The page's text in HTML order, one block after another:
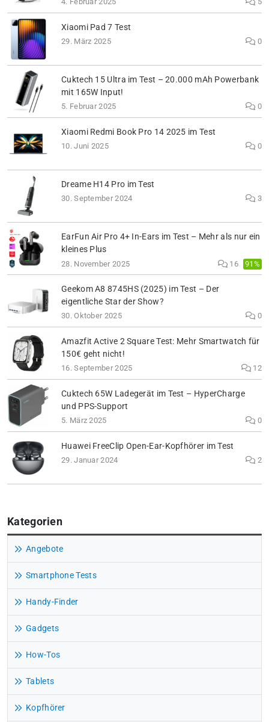
Xiaomi Pad 7 Test
29. März 2025 0
Cuktech 15 Ultra im Test – 20.000 mAh Powerbank
mit 165W Input!
5. Februar 2025 0
Xiaomi Redmi Book Pro 14 2025 im Test
10. Juni 2025 0
Dreame H14 Pro im Test
30. September 2024 3
EarFun Air Pro 4+ In-Ears im Test – Mehr als nur ein
kleines Plus
28. November 2025 16 91%
Geekom A8 8745HS (2025) im Test – Der
eigentliche Star der Show?
30. Oktober 2025 0
Amazfit Active 2 Square Test: Mehr Smartwatch für
150€ geht nicht!
16. September 2025 12
Cuktech 65W Ladegerät im Test – HyperCharge
und PPS-Support
5. März 2025 0
Huawei FreeClip Open-Ear-Kopfhörer im Test
29. Januar 2024 2
Kategorien
Angebote
Smartphone Tests
Handy-Finder
Gadgets
How-Tos
Tablets
Kopfhörer